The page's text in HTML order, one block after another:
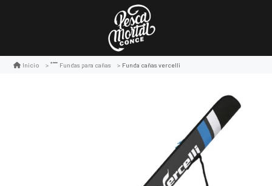
Inicio Fundas para cañas Funda cañas vercelli